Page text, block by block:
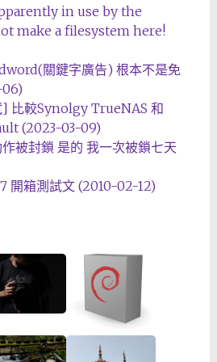
in use by the
make a filesystem here!
關鍵字廣告) 根本不是免
06)
比較Synolgy TrueNAS 和
(2023-03-09)
被封鎖 是的 我一次被鎖七天
開箱測試文 (2010-02-12)